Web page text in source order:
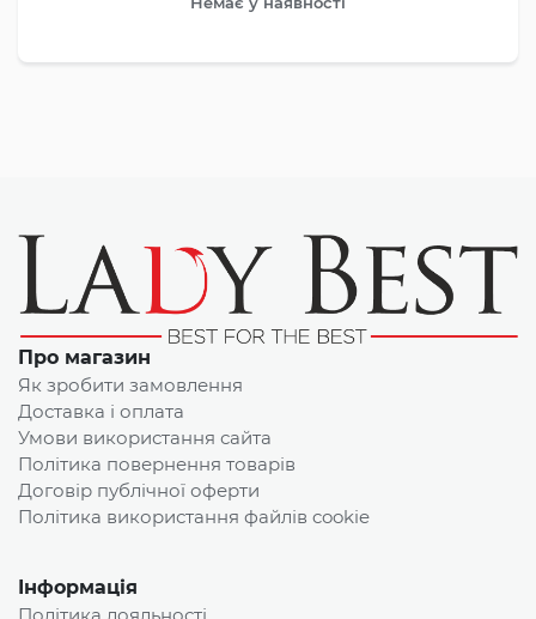
Про магазин
Як зробити замовлення
Доставка і оплата
Умови використання сайта
Політика повернення товарів
Договір публічної оферти
Політика використання файлів cookie
Інформація